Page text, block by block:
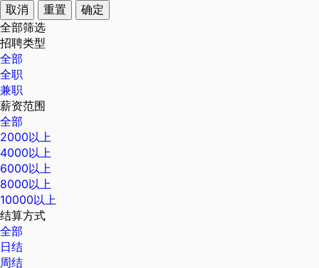
取消
重置
确定
全部筛选
招聘类型
全部
全职
兼职
薪资范围
全部
2000以上
4000以上
6000以上
8000以上
10000以上
结算方式
全部
日结
周结